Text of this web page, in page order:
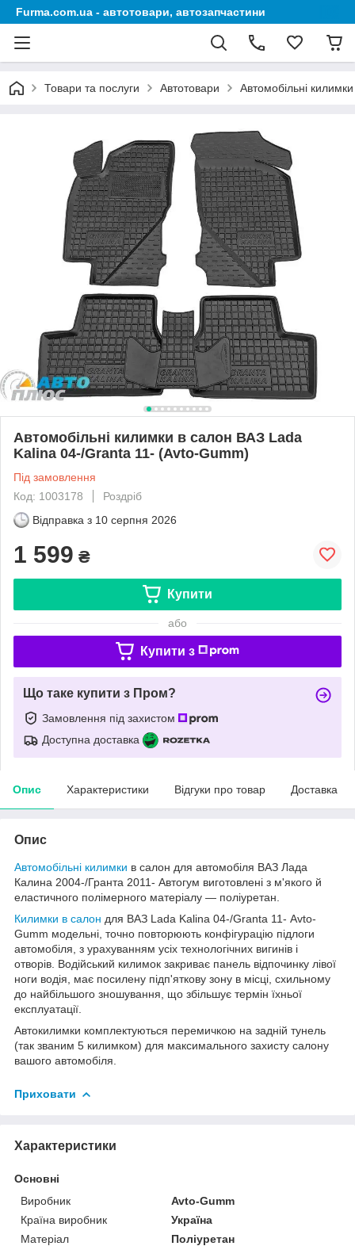
Furma.com.ua - автотовари, автозапчастини
Товари та послуги Автотовари Автомобільні килимки
Автомобільні килимки в салон ВАЗ Lada
Kalina 04-/Granta 11- (Avto-Gumm)
Під замовлення
Код: 1003178
Роздріб
Відправка з 10 серпня 2026
1 599 ₴
Купити
або
Купити з
Що таке купити з Пром?
Замовлення під захистом
Доступна доставка
Опис Характеристики Відгуки про товар Доставка
Опис
Автомобільні килимки в салон для автомобіля ВАЗ Лада
Калина 2004-/Гранта 2011- Автогум виготовлені з м'якого й
еластичного полімерного матеріалу — поліуретан.
Килимки в салон для ВАЗ Lada Kalina 04-/Granta 11- Avto-
Gumm модельні, точно повторюють конфігурацію підлоги
автомобіля, з урахуванням усіх технологічних вигинів і
отворів. Водійський килимок закриває панель відпочинку лівої
ноги водія, має посилену підп'яткову зону в місці, схильному
до найбільшого зношування, що збільшує термін їхньої
експлуатації.
Автокилимки комплектуються перемичкою на задній тунель
(так званим 5 килимком) для максимального захисту салону
вашого автомобіля.
Приховати
Характеристики
Основні
Виробник
Avto-Gumm
Країна виробник
Україна
Матеріал
Поліуретан